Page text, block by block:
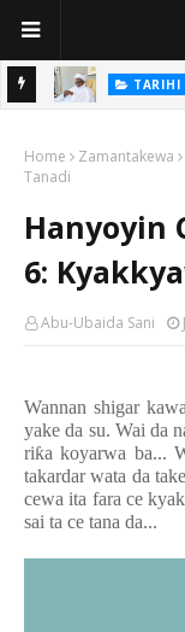
Mata TARIHI
Hassan
Home Zamantakewa
Tanadi
Hanyoyin
6:
Abu-Ubaida Sani
Wannan shigar
yake da su. Wai da
riƙa koyarwa ba...
takardar wata da
cewa ita fara ce
sai ta ce tana da...